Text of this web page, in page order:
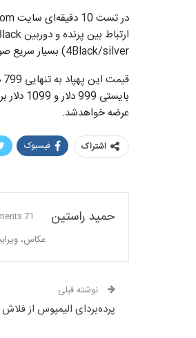
4Black/silver) بسیار سریع صورت می‌گیرد.
عرضه خواهد‌شد.
اشتراک فیسبوک
حمید راستین 71 Posts
عکاس،
نوشته قبلی
پرده‌بردای الیمپوس از